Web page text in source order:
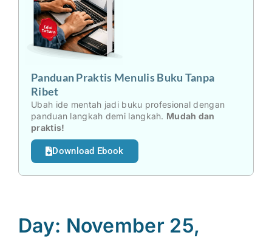
Panduan Praktis Menulis Buku Tanpa
Ribet
Ubah ide mentah jadi buku profesional dengan
panduan langkah demi langkah. Mudah dan
praktis!
Download Ebook
Day: November 25,